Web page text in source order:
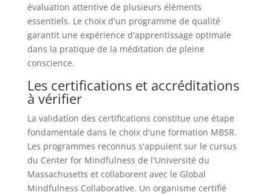
évaluation attentive de plusieurs éléments
essentiels. Le choix d'un programme de qualité
garantit une expérience d'apprentissage optimale
dans la pratique de la méditation de pleine
conscience.
Les certifications et accréditations
à vérifier
La validation des certifications constitue une étape
fondamentale dans le choix d'une formation MBSR.
Les programmes reconnus s'appuient sur le cursus
du Center for Mindfulness de l'Université du
Massachusetts et collaborent avec le Global
Mindfulness Collaborative. Un organisme certifié